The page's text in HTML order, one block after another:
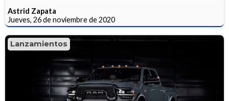
Astrid Zapata
Jueves, 26 de noviembre de 2020
Lanzamientos